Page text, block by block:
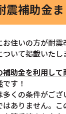
震補助金
お住いの方が耐
いて掲載いたし
補助金を利用し
です！
多くの条件がご
はありません。